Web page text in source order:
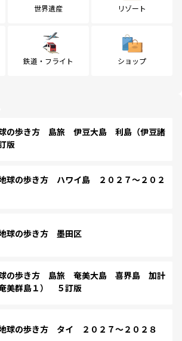
世界遺産 リゾート
鉄道・フライト ショップ
の歩き方 島旅 伊豆大島 利島（伊豆諸
版
球の歩き方 ハワイ島 ２０２７～２０２
球の歩き方 墨田区
の歩き方 島旅 奄美大島 喜界島 加計
美群島１） ５訂版
球の歩き方 タイ ２０２７～２０２８